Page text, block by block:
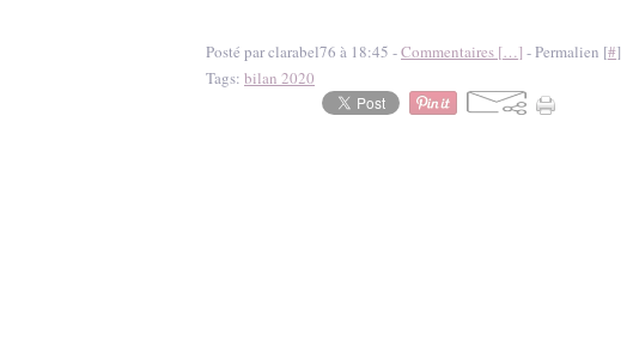
Posté par clarabel76 à 18:45 -Commentaires […] - Permalien [#]
Tags: bilan 2020